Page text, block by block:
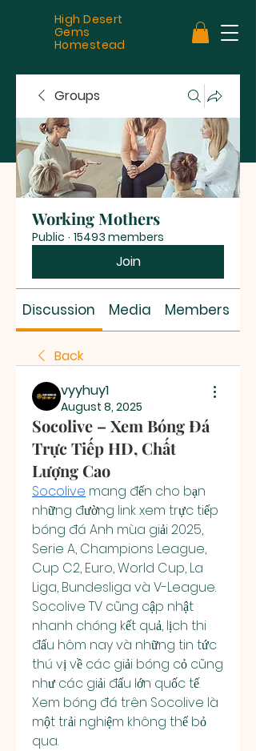
High Desert
Gems
Homestead
Groups
Working Mothers
Public · 15493 members
Join
Discussion Media Members
Back
vyyhuy1
August 8, 2025
Socolive – Xem Bóng Đá
Trực Tiếp HD, Chất
Lượng Cao
Socolive mang đến cho bạn
những đường link xem trực tiếp
bóng đá Anh mùa giải 2025,
Serie A, Champions League,
Cup C2, Euro, World Cup, La
Liga, Bundesliga và V-League.
Socolive TV cũng cập nhật
nhanh chóng kết quả, lịch thi
đấu hôm nay và những tin tức
thú vị về các giải bóng cỏ cũng
như các giải đấu lớn quốc tế.
Xem bóng đá trên Socolive là
một trải nghiệm không thể bỏ
qua.